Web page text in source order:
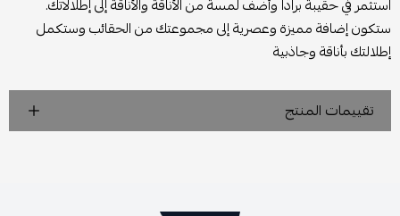
استثمر في حقيبة برادا وأضف لمسة من الأناقة والأناقة إلى إطلالاتك.
ستكون إضافة مميزة وعصرية إلى مجموعتك من الحقائب وستكمل
إطلالتك بأناقة وجاذبية
تقييمات المنتج